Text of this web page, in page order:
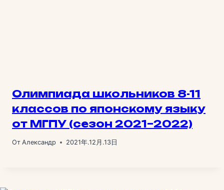
Олимпиада школьников 8-11
классов по японскому языку
от МГПУ (сезон 2021–2022)
От Александр 2021年.12月.13日